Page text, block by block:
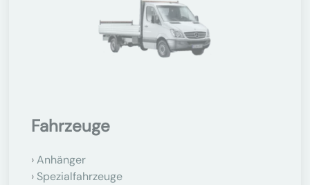
Fahrzeuge
Anhänger
Spezialfahrzeuge